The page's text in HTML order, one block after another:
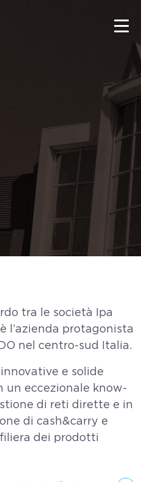
tra le società Ipa
l’azienda protagonista
nel centro-sud Italia.
e solide
un eccezionale know-
di reti dirette e in
di cash&carry e
dei prodotti